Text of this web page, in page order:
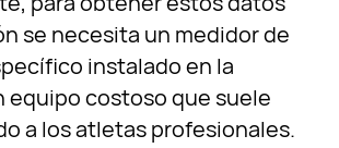
se necesita un medidor de
instalado en la
equipo costoso que suele
a los atletas profesionales.